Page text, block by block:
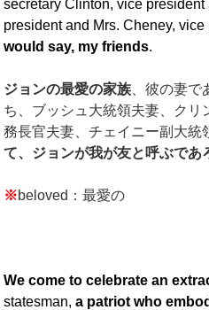
secretary Clinton, vice
president and Mrs. Cheney,
would say, my friends.
ジョンの最愛の家族 、彼の妻
ち、ブッシュ大統領夫妻、クリ
務長官夫妻、チェイニー副大統
て、ジョンが我が友と呼ぶであ
※beloved：最愛の
We come to celebrate an
statesman,a patriot who